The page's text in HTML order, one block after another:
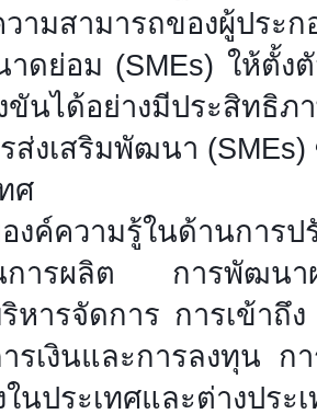
ามสามารถของผู้ประ
ดย่อม (SMEs) ให้ตั้ง
ขันได้อย่างมีประสิทธิ
ส่งเสริมพัฒนา
ศ
งค์ความรู้ในด้านการ
นการผลิต การพัฒ
หารจัดการ การเข้าถึ
รเงินและการลงทุน
ในประเทศและต่างป